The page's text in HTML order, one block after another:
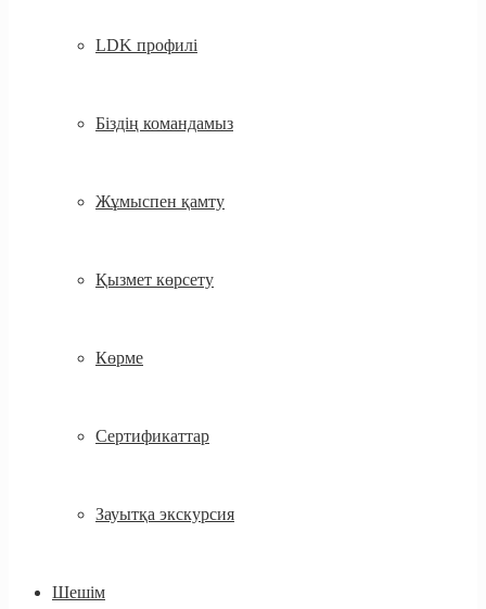
LDK профилі
Біздің командамыз
Жұмыспен қамту
Қызмет көрсету
Көрме
Сертификаттар
Зауытқа экскурсия
Шешім